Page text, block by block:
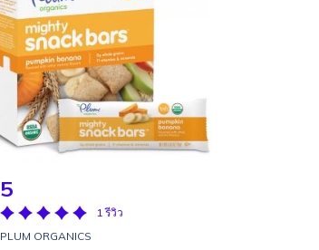
5
1 รีวิว
PLUM ORGANICS